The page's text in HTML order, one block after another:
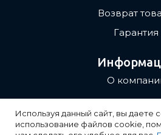
Возврат
Гарантия
О
Контакты
Публичная
Используя данный сайт, вы даете
использование файлов cookie,